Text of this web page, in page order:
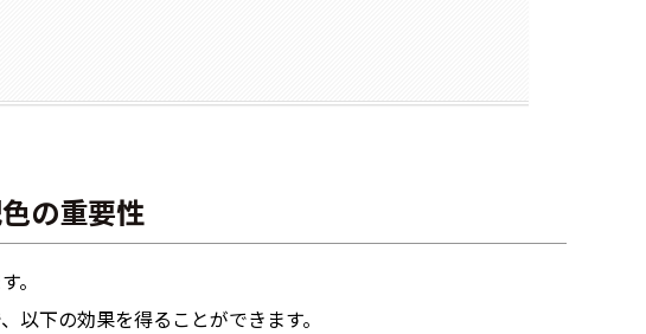
の重要性
。
以下の効果を得ることができます。